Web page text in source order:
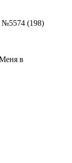
№5574 (198)
в